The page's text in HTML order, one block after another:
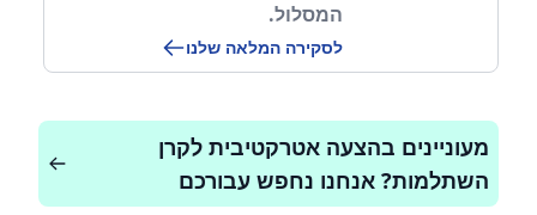
המסלול.
לסקירה המלאה שלנו
מעוניינים בהצעה אטרקטיבית לקרן
השתלמות? אנחנו נחפש עבורכם